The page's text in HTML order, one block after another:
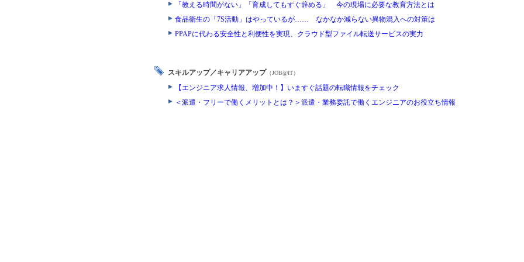
「教える時間がない」「育成してもすぐ辞める」 今の現場に必要な教育方法とは
食品衛生の「7S活動」はやっているが…… なかなか減らない異物混入への対策は
PPAPに代わる安全性と利便性を実現、クラウド型ファイル転送サービスの実力
スキルアップ／キャリアアップ （JOB@IT）
【エンジニア求人情報、増加中！】いますぐ話題の転職情報をチェック
＜派遣・フリーで働くメリットとは？＞派遣・業務委託で働くエンジニアのお役立ち情報